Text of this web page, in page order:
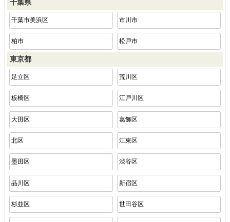
千葉県
千葉市美浜区 市川市
柏市 松戸市
東京都
足立区 荒川区
板橋区 江戸川区
大田区 葛飾区
北区 江東区
墨田区 渋谷区
品川区 新宿区
杉並区 世田谷区